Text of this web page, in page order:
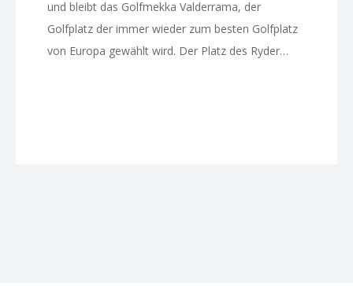
und bleibt das Golfmekka Valderrama, der
Golfplatz der immer wieder zum besten Golfplatz
von Europa gewählt wird. Der Platz des Ryder…